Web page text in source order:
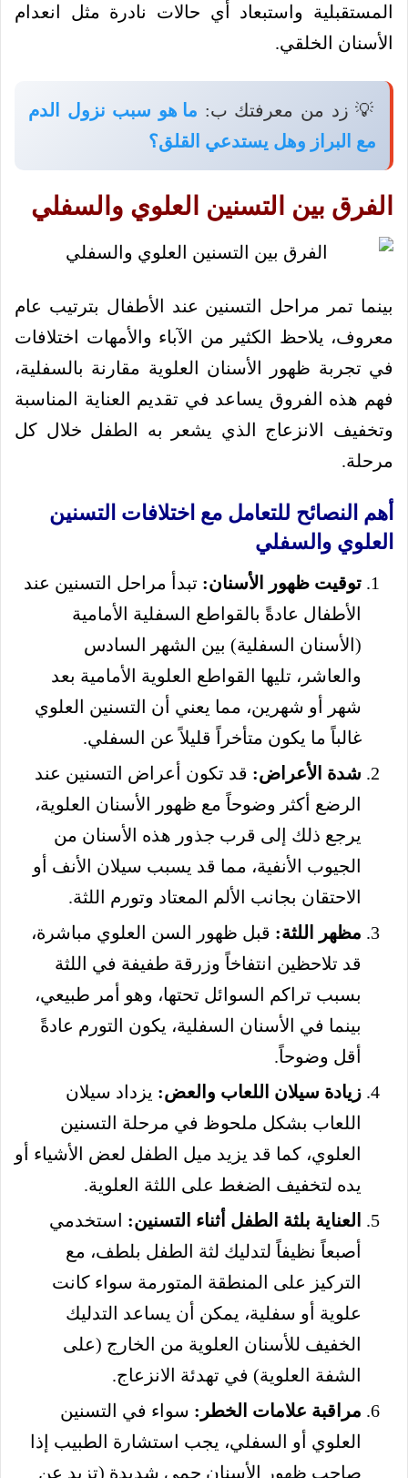
المستقبلية واستبعاد أي حالات نادرة مثل انعدام
الأسنان الخلقي.
💡 زد من معرفتك ب: ما هو سبب نزول الدم
مع البراز وهل يستدعي القلق؟
الفرق بين التسنين العلوي والسفلي
بينما تمر مراحل التسنين عند الأطفال بترتيب عام
معروف، يلاحظ الكثير من الآباء والأمهات اختلافات
في تجربة ظهور الأسنان العلوية مقارنة بالسفلية،
فهم هذه الفروق يساعد في تقديم العناية المناسبة
وتخفيف الانزعاج الذي يشعر به الطفل خلال كل
مرحلة.
أهم النصائح للتعامل مع اختلافات التسنين
العلوي والسفلي
توقيت ظهور الأسنان: تبدأ مراحل التسنين عند
الأطفال عادةً بالقواطع السفلية الأمامية
(الأسنان السفلية) بين الشهر السادس
والعاشر، تليها القواطع العلوية الأمامية بعد
شهر أو شهرين، مما يعني أن التسنين العلوي
غالباً ما يكون متأخراً قليلاً عن السفلي.
شدة الأعراض: قد تكون أعراض التسنين عند
الرضع أكثر وضوحاً مع ظهور الأسنان العلوية،
يرجع ذلك إلى قرب جذور هذه الأسنان من
الجيوب الأنفية، مما قد يسبب سيلان الأنف أو
الاحتقان بجانب الألم المعتاد وتورم اللثة.
مظهر اللثة: قبل ظهور السن العلوي مباشرة،
قد تلاحظين انتفاخاً وزرقة طفيفة في اللثة
بسبب تراكم السوائل تحتها، وهو أمر طبيعي،
بينما في الأسنان السفلية، يكون التورم عادةً
أقل وضوحاً.
زيادة سيلان اللعاب والعض: يزداد سيلان
اللعاب بشكل ملحوظ في مرحلة التسنين
العلوي، كما قد يزيد ميل الطفل لعض الأشياء أو
يده لتخفيف الضغط على اللثة العلوية.
العناية بلثة الطفل أثناء التسنين: استخدمي
أصبعاً نظيفاً لتدليك لثة الطفل بلطف، مع
التركيز على المنطقة المتورمة سواء كانت
علوية أو سفلية، يمكن أن يساعد التدليك
الخفيف للأسنان العلوية من الخارج (على
الشفة العلوية) في تهدئة الانزعاج.
مراقبة علامات الخطر: سواء في التسنين
العلوي أو السفلي، يجب استشارة الطبيب إذا
صاحب ظهور الأسنان حمى شديدة (تزيد عن